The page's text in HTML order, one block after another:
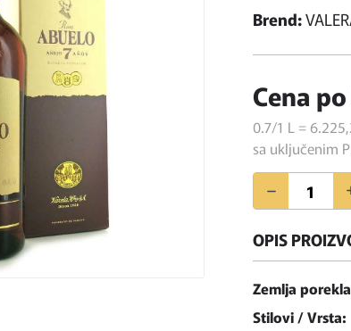
Brend:
Cena
0.7/1 L = 6.225,
sa uključenim
OPIS
Zemlja
Stilovi / Vrsta: